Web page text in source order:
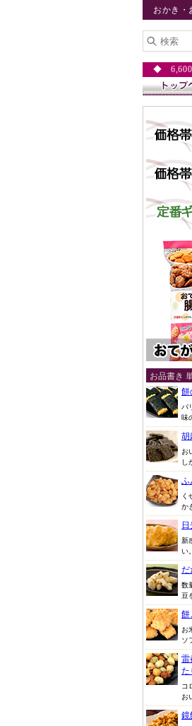
おかき・
◆ 6,600
お品書き
餅
パ
味
胡
お
し
ふ
く
か
新
い
だ
数
豆
餅
お
ソ
雷
た
コ
お
鏡